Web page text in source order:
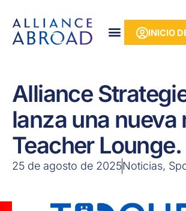
contenido
INICIO
Alliance
lanza una nueva
Teacher Lounge.
25 de agosto de 2025Noticias,